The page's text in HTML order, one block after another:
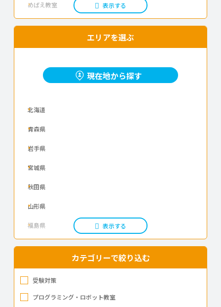
表示する
めばえ教室
シェーン英会話
北側 ピアノ・エレクトーン教室
Saeki English School
エリアを選ぶ
現在地から探す
表示する
北海道
青森県
岩手県
宮城県
秋田県
山形県
福島県
茨城県
群馬県
埼玉県
カテゴリーで絞り込む
受験対策
プログラミング・ロボット教室